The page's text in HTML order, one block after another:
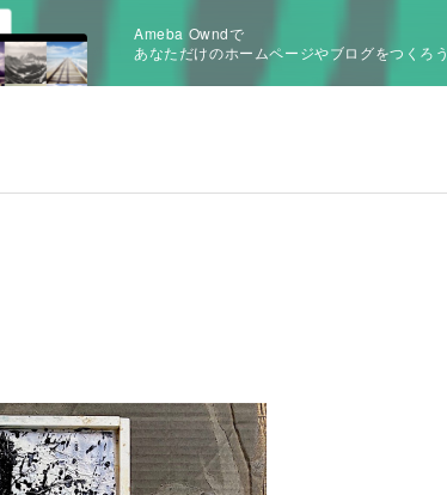
Ameba Owndで
あなただけのホームページやブログをつくろう